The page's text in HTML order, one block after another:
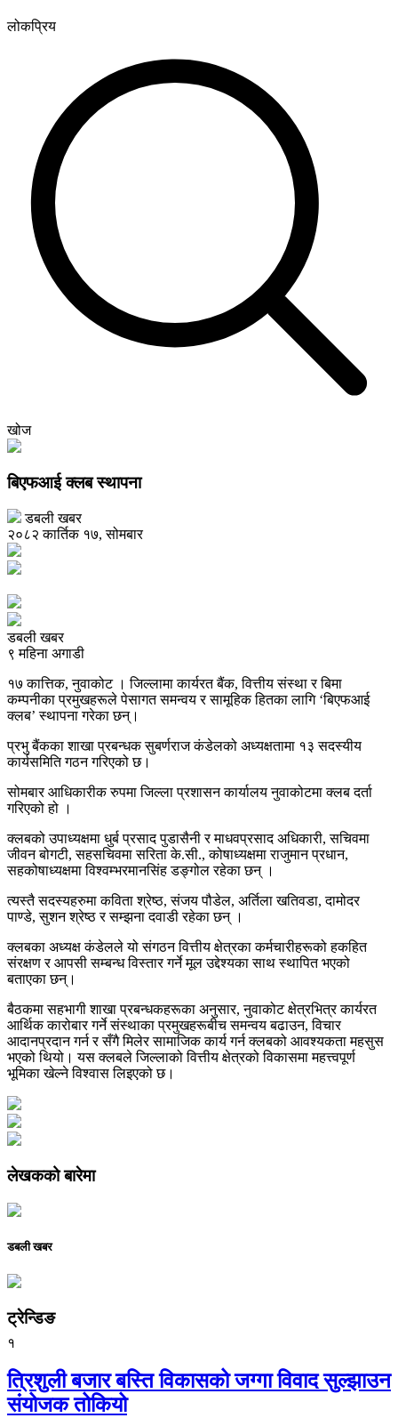
लोकप्रिय
खोज
बिएफआई क्लब स्थापना
डबली खबर
२०८२ कार्तिक १७, सोमबार
डबली खबर
९ महिना अगाडी
१७ कात्तिक, नुवाकोट । जिल्लामा कार्यरत बैंक, वित्तीय संस्था र बिमा
कम्पनीका प्रमुखहरूले पेसागत समन्वय र सामूहिक हितका लागि ‘बिएफआई
क्लब’ स्थापना गरेका छन्।
प्रभु बैंकका शाखा प्रबन्धक सुबर्णराज कंडेलको अध्यक्षतामा १३ सदस्यीय
कार्यसमिति गठन गरिएको छ।
सोमबार आधिकारीक रुपमा जिल्ला प्रशासन कार्यालय नुवाकोटमा क्लब दर्ता
गरिएको हो ।
क्लबको उपाध्यक्षमा धुर्ब प्रसाद पुडासैनी र माधवप्रसाद अधिकारी, सचिवमा
जीवन बोगटी, सहसचिवमा सरिता के.सी., कोषाध्यक्षमा राजुमान प्रधान,
सहकोषाध्यक्षमा विश्वम्भरमानसिंह डङ्गोल रहेका छन् ।
त्यस्तै सदस्यहरुमा कविता श्रेष्ठ, संजय पौडेल, अर्तिला खतिवडा, दामोदर
पाण्डे, सुशन श्रेष्ठ र सम्झना दवाडी रहेका छन् ।
क्लबका अध्यक्ष कंडेलले यो संगठन वित्तीय क्षेत्रका कर्मचारीहरूको हकहित
संरक्षण र आपसी सम्बन्ध विस्तार गर्ने मूल उद्देश्यका साथ स्थापित भएको
बताएका छन्।
बैठकमा सहभागी शाखा प्रबन्धकहरूका अनुसार, नुवाकोट क्षेत्रभित्र कार्यरत
आर्थिक कारोबार गर्ने संस्थाका प्रमुखहरूबीच समन्वय बढाउन, विचार
आदानप्रदान गर्न र सँगै मिलेर सामाजिक कार्य गर्न क्लबको आवश्यकता महसुस
भएको थियो। यस क्लबले जिल्लाको वित्तीय क्षेत्रको विकासमा महत्त्वपूर्ण
भूमिका खेल्ने विश्वास लिइएको छ।
लेखकको बारेमा
डबली खबर
ट्रेन्डिङ
१
त्रिशुली बजार बस्ति विकासको जग्गा विवाद सुल्झाउन
संयोजक तोकियो